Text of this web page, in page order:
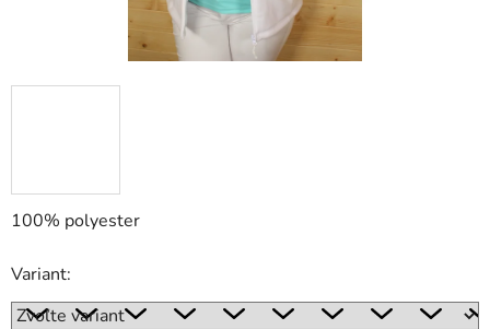
100% polyester
Variant: